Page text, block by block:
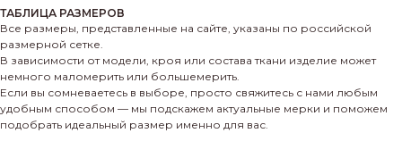
ТАБЛИЦА РАЗМЕРОВ
Все размеры, представленные на сайте, указаны по российской
размерной сетке.
В зависимости от модели, кроя или состава ткани изделие может
немного маломерить или большемерить.
Если вы сомневаетесь в выборе, просто свяжитесь с нами любым
удобным способом — мы подскажем актуальные мерки и поможем
подобрать идеальный размер именно для вас.